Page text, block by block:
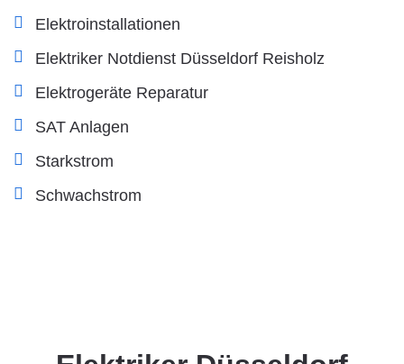
Elektroinstallationen
Elektriker Notdienst Düsseldorf Reisholz
Elektrogeräte Reparatur
SAT Anlagen
Starkstrom
Schwachstrom